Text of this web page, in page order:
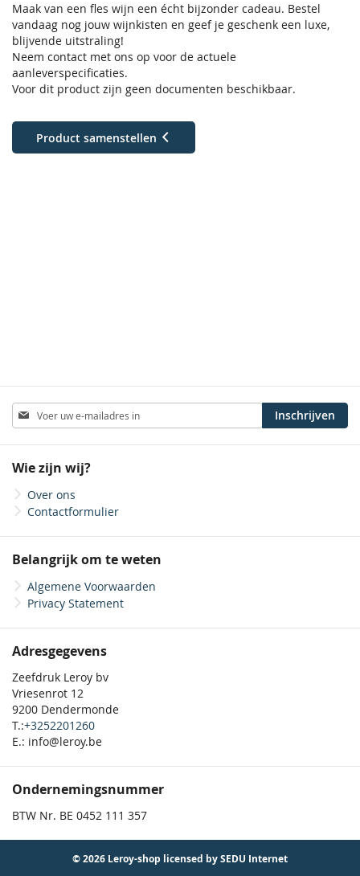
Maak van een fles wijn een écht bijzonder cadeau. Bestel
vandaag nog jouw wijnkisten en geef je geschenk een luxe,
blijvende uitstraling!
Neem contact met ons op voor de actuele
aanleverspecificaties.
Voor dit product zijn geen documenten beschikbaar.
Product samenstellen
Abonneer
u
op
nieuwsbrief
Inschrijven
Wie zijn wij?
Over ons
Contactformulier
Belangrijk om te weten
Algemene Voorwaarden
Privacy Statement
Adresgegevens
Zeefdruk Leroy bv
Vriesenrot 12
9200 Dendermonde
T.:+3252201260
E.: info@leroy.be
Ondernemingsnummer
BTW Nr. BE 0452 111 357
© 2026 Leroy-shop licensed by SEDU Internet